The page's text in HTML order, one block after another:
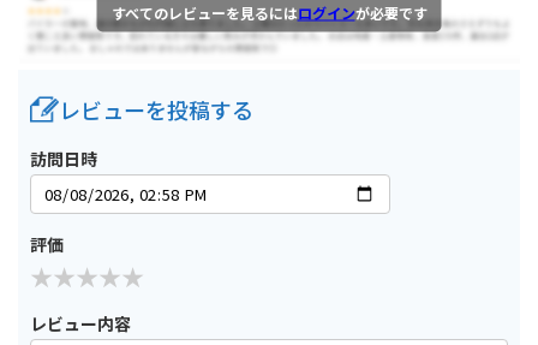
すべてのレビューを見るにはログインが必要です
レビューを投稿する
訪問日時
評価
レビュー内容